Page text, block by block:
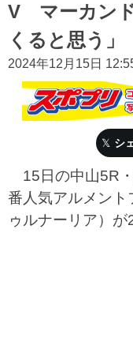
V マーカン
くると思う」
2024年12月15日
シ
15日の中山5R
番人気アルメント
ゥルナーリア）が